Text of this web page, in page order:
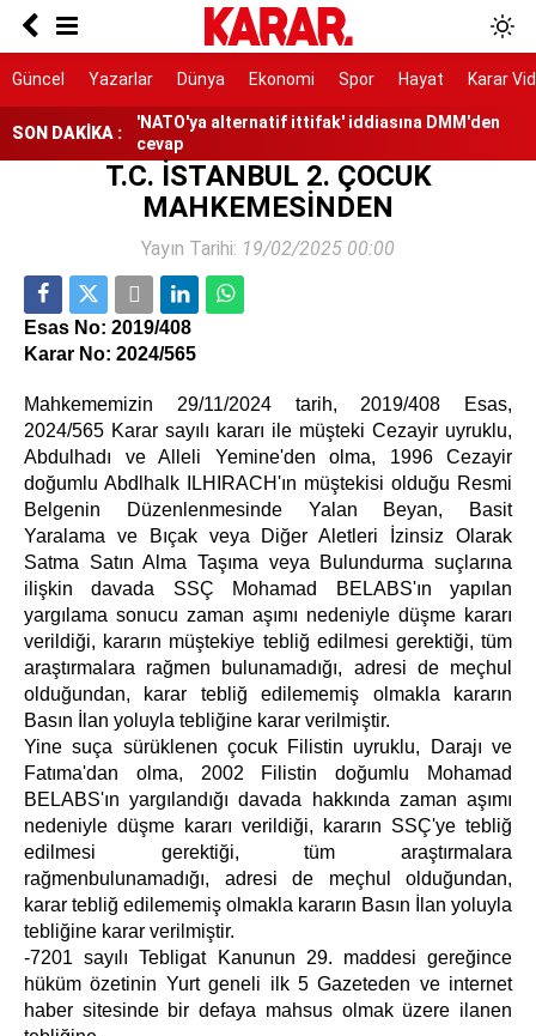
Güncel Yazarlar Dünya Ekonomi Spor Hayat Karar
SON DAKİKA :
Yine çoğunlukla erkek vekiller konuştu
tuğlayı biz çekeceğiz
'NATO'ya alternatif ittifak' iddiasına DMM'den
cevap
Menderes Belediye Başkanı İlkay Çiçek
tutuklandı
Suudi Arabistan'dan ittifak açıklaması: Nükleer
emellerle bağlantılı değil
ABD'den ateşkes mesajı: Çok yaklaştık
T.C. İSTANBUL 2. ÇOCUK
MAHKEMESİNDEN
Yayın Tarihi: 19/02/2025 00:00
Esas No: 2019/408
Karar No: 2024/565
Mahkememizin 29/11/2024 tarih, 2019/408 Esas,
2024/565 Karar sayılı kararı ile müşteki Cezayir uyruklu,
Abdulhadı ve Alleli Yemine'den olma, 1996 Cezayir
doğumlu Abdlhalk ILHIRACH'ın müştekisi olduğu Resmi
Belgenin Düzenlenmesinde Yalan Beyan, Basit
Yaralama ve Bıçak veya Diğer Aletleri İzinsiz Olarak
Satma Satın Alma Taşıma veya Bulundurma suçlarına
ilişkin davada SSÇ Mohamad BELABS'ın yapılan
yargılama sonucu zaman aşımı nedeniyle düşme kararı
verildiği, kararın müştekiye tebliğ edilmesi gerektiği, tüm
araştırmalara rağmen bulunamadığı, adresi de meçhul
olduğundan, karar tebliğ edilememiş olmakla kararın
Basın İlan yoluyla tebliğine karar verilmiştir.
Yine suça sürüklenen çocuk Filistin uyruklu, Darajı ve
Fatıma'dan olma, 2002 Filistin doğumlu Mohamad
BELABS'ın yargılandığı davada hakkında zaman aşımı
nedeniyle düşme kararı verildiği, kararın SSÇ'ye tebliğ
edilmesi gerektiği, tüm araştırmalara
rağmenbulunamadığı, adresi de meçhul olduğundan,
karar tebliğ edilememiş olmakla kararın Basın İlan yoluyla
tebliğine karar verilmiştir.
-7201 sayılı Tebligat Kanunun 29. maddesi gereğince
hüküm özetinin Yurt geneli ilk 5 Gazeteden ve internet
haber sitesinde bir defaya mahsus olmak üzere ilanen